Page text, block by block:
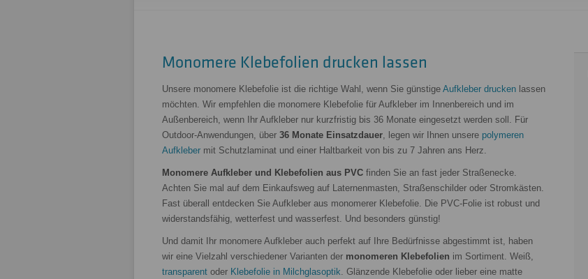
Monomere Klebefolien drucken lassen
Unsere monomere Klebefolie ist die richtige Wahl, wenn Sie günstige Aufkleber drucken lassen
möchten. Wir empfehlen die monomere Klebefolie für Aufkleber im Innenbereich und im
Außenbereich, wenn Ihr Aufkleber nur kurzfristig bis 36 Monate eingesetzt werden soll. Für
Outdoor-Anwendungen, über 36 Monate Einsatzdauer, legen wir Ihnen unsere polymeren
Aufkleber mit Schutzlaminat und einer Haltbarkeit von bis zu 7 Jahren ans Herz.
Monomere Aufkleber und Klebefolien aus PVC finden Sie an fast jeder Straßenecke.
Achten Sie mal auf dem Einkaufsweg auf Laternenmasten, Straßenschilder oder Stromkästen.
Fast überall entdecken Sie Aufkleber aus monomerer Klebefolie. Die PVC-Folie ist robust und
widerstandsfähig, wetterfest und wasserfest. Und besonders günstig!
Und damit Ihr monomere Aufkleber auch perfekt auf Ihre Bedürfnisse abgestimmt ist, haben
wir eine Vielzahl verschiedener Varianten der monomeren Klebefolien im Sortiment. Weiß,
transparent oder Klebefolie in Milchglasoptik. Glänzende Klebefolie oder lieber eine matte